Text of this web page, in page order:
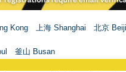
Kong 上海 Shanghai
北京
l 釜山 Busan